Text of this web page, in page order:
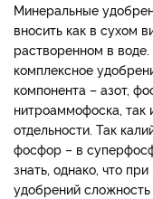
Минеральные
вносить как в сухом
растворенном в
комплексное
компонента – азот,
нитроаммофоска, так
отдельности. Так
фосфор – в
знать, однако, что
удобрений